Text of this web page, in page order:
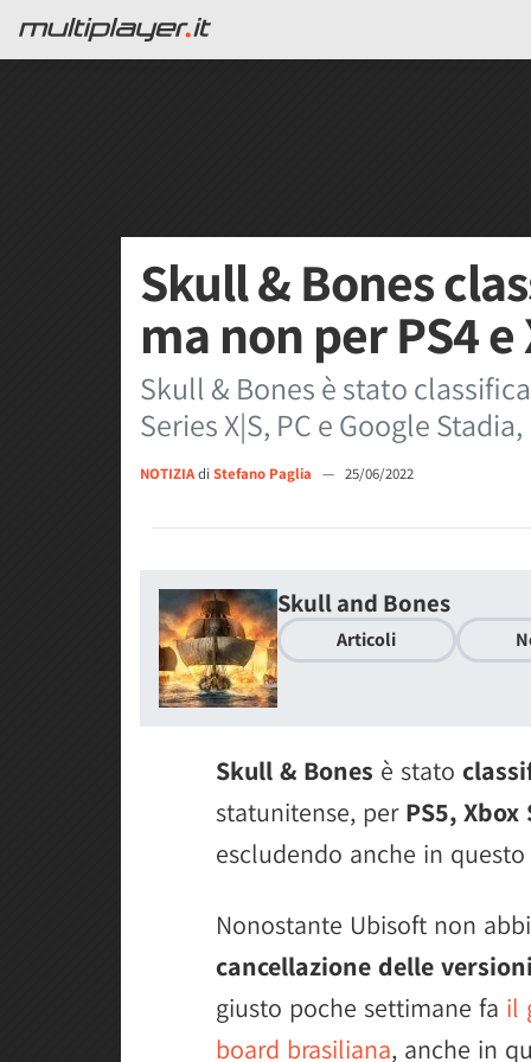
Skull & Bones
ma non per PS4
Skull & Bones è stato
Series X|S, PC e Google
NOTIZIAdi Stefano Paglia — 25/06/2022
Skull and Bones
Articoli
Skull & Bones è stato
statunitense, per PS5, Xbox
escludendo anche in
Nonostante Ubisoft non
cancellazione delle
giusto poche settimane fa il
board brasiliana, anche in